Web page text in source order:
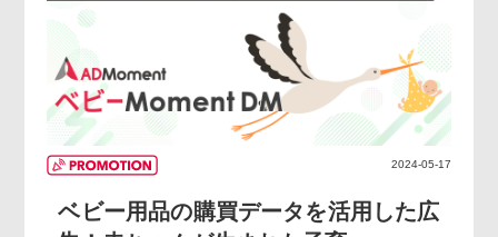
2024-05-17
ベビー用品の購買データを活用した広